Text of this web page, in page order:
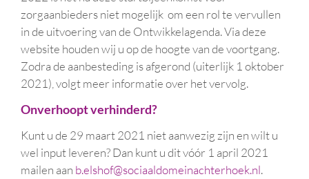
zorgaanbieders niet mogelijk om een rol te vervullen
in de uitvoering van de Ontwikkelagenda. Via deze
website houden wij u op de hoogte van de voortgang.
Zodra de aanbesteding is afgerond (uiterlijk 1 oktober
2021), volgt meer informatie over het vervolg.
Onverhoopt verhinderd?
Kunt u de 29 maart 2021 niet aanwezig zijn en wilt u
wel input leveren? Dan kunt u dit vóór 1 april 2021
mailen aan b.elshof@sociaaldomeinachterhoek.nl.